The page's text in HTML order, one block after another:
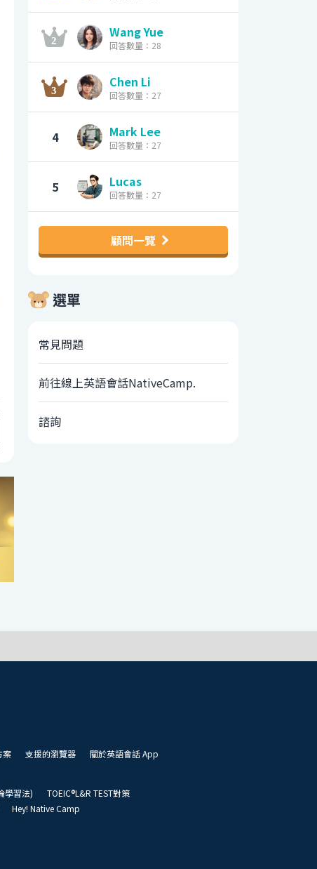
Wang Yue
回答數量：28
Chen Li
回答數量：27
4 Mark Lee
回答數量：27
5 Lucas
回答數量：27
顧問一覽
選單
常見問題
前往線上英語會話NativeCamp.
諮詢
案 支援的瀏覽器 關於英語會話 App
學習法)
TOEIC®L&R TEST對策
Hey! Native Camp